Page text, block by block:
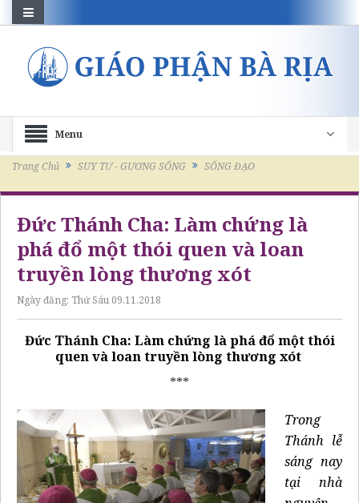
Menu
Trang Chủ SUY TƯ - GƯƠNG SỐNG SỐNG ĐẠO
Đức Thánh Cha: Làm chứng là
phá đổ một thói quen và loan
truyền lòng thương xót
Ngày đăng: Thứ Sáu 09.11.2018
Đức Thánh Cha: Làm chứng là phá đổ một thói
quen và loan truyền lòng thương xót
***
Trong
Thánh lễ
sáng nay
tại nhà